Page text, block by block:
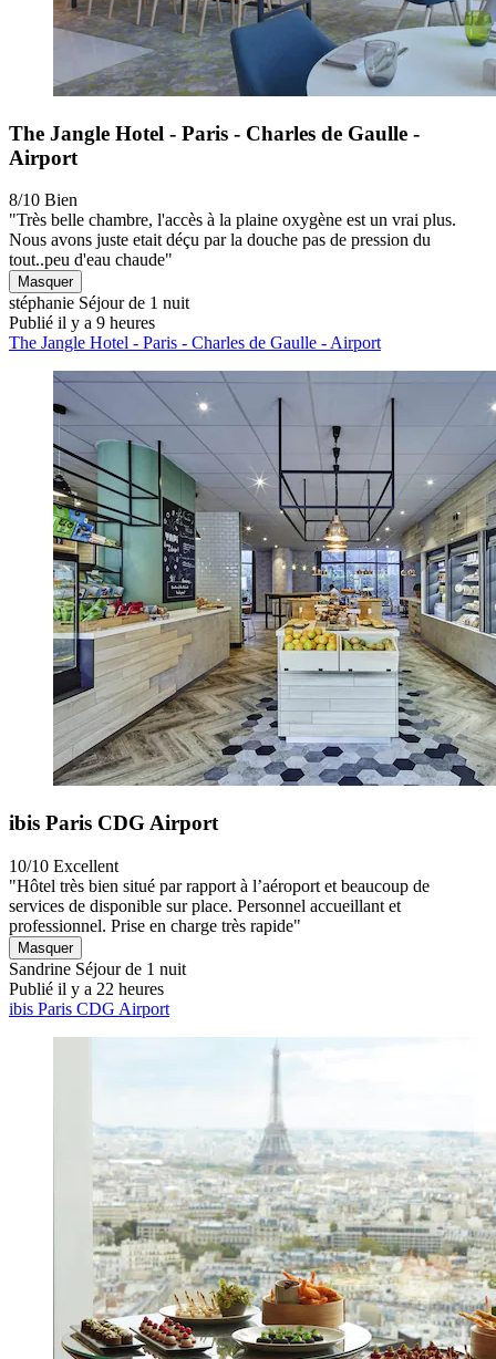
The Jangle Hotel - Paris - Charles de Gaulle -
Airport
8/10 Bien
"Très belle chambre, l'accès à la plaine oxygène est un vrai plus.
Nous avons juste etait déçu par la douche pas de pression du
tout..peu d'eau chaude"
Masquer
stéphanie Séjour de 1 nuit
Publié il y a 9 heures
The Jangle Hotel - Paris - Charles de Gaulle - Airport
ibis Paris CDG Airport
10/10 Excellent
"Hôtel très bien situé par rapport à l’aéroport et beaucoup de
services de disponible sur place. Personnel accueillant et
professionnel. Prise en charge très rapide"
Masquer
Sandrine Séjour de 1 nuit
Publié il y a 22 heures
ibis Paris CDG Airport